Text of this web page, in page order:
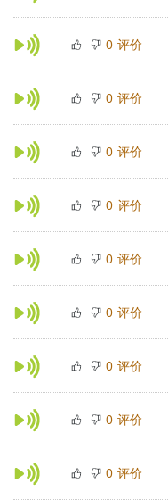
0 评价
0 评价
0 评价
0 评价
0 评价
0 评价
0 评价
0 评价
0 评价